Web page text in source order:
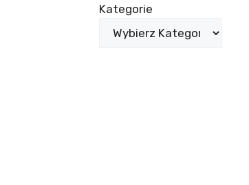
Kategorie